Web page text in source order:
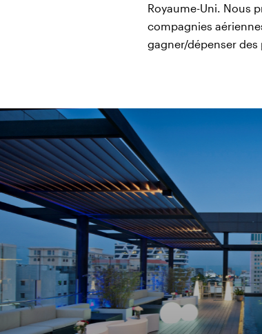
Royaume-Uni. Nous
compagnies
gagner/dépenser des